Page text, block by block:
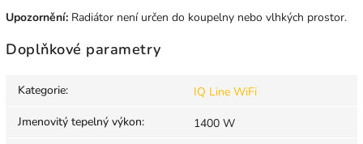
Upozornění: Radiátor není určen do koupelny nebo vlhkých prostor.
Doplňkové parametry
Kategorie:
IQ Line WiFi
Jmenovitý tepelný výkon:
1400 W